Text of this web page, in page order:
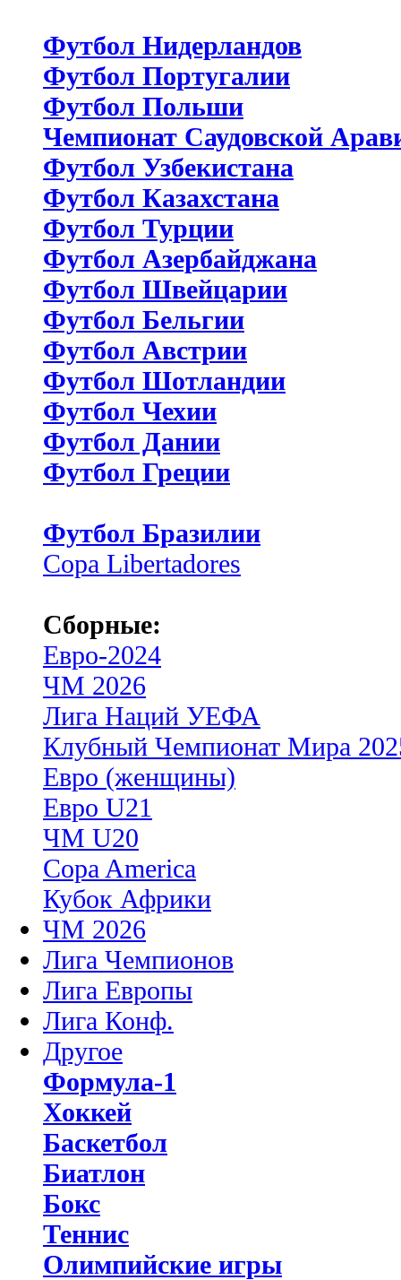
Футбол Нидерландов
Футбол Португалии
Футбол Польши
Чемпионат Саудовской
Футбол Узбекистана
Футбол Казахстана
Футбол Турции
Футбол Азербайджана
Футбол Швейцарии
Футбол Бельгии
Футбол Австрии
Футбол Шотландии
Футбол Чехии
Футбол Дании
Футбол Греции
Футбол Бразилии
Copa Libertadores
Сборные:
Евро-2024
ЧМ 2026
Лига Наций УЕФА
Клубный Чемпионат Мира
Евро (женщины)
Евро U21
ЧМ U20
Copa America
Кубок Африки
ЧМ 2026
Лига Чемпионов
Лига Европы
Лига Конф.
Другое
Формула-1
Хоккей
Баскетбол
Биатлон
Бокс
Теннис
Олимпийские игры